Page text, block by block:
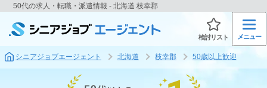
50代の求人・転職・派遣情報 - 北海道 枝幸郡
検討リスト メニュー
シニアジョブエージェント 北海道 枝幸郡 50歳以上歓迎